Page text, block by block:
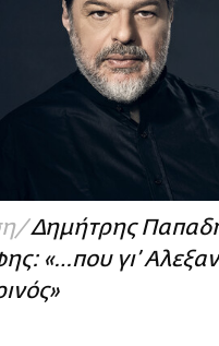
Δημήτρης
«…που γι’